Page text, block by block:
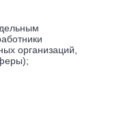
организаций,